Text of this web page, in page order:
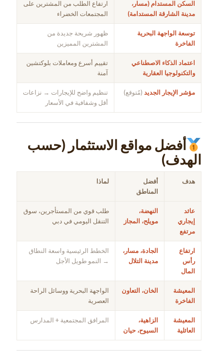
السكن المستدام (مسار،
مدينة الشارقة المستدامة)
ارتفاع الطلب من المشترين على
المجتمعات الخضراء
توسعة الواجهة البحرية
الفاخرة
ظهور شريحة جديدة من
المشترين المميزين
اعتماد الذكاء الاصطناعي
والتكنولوجيا العقارية
تقييم أسرع ومعاملات بلوكتشين
آمنة
مؤشر الإيجار الجديد(مُتوقع)
تنظيم واضح للإيجارات → نزاعات
أقل وشفافية في الأسعار
أفضل مواقع الاستثمار (حسب
الهدف)
هدف
أفضل
المناطق
لماذا
عائد
إيجاري
مرتفع
النهضة،
مويلح، المجاز
طلب قوي من المستأجرين، سوق
التنقل اليومي في دبي
ارتفاع
رأس
المال
الجادة، مسار،
مدينة التلال
الخطط الرئيسية واسعة النطاق
→ النمو طويل الأجل
المعيشة
الفاخرة
الخان، التعاون
الواجهة البحرية ووسائل الراحة
العصرية
المعيشة
العائلية
الزاهية،
السيوح، حيان
المرافق المجتمعية + المدارس